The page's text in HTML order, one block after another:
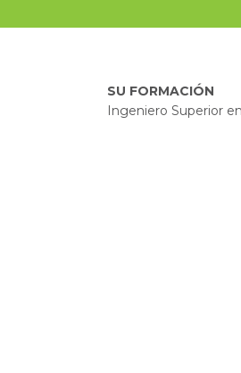
SU FORMACIÓN
Ingeniero Superior